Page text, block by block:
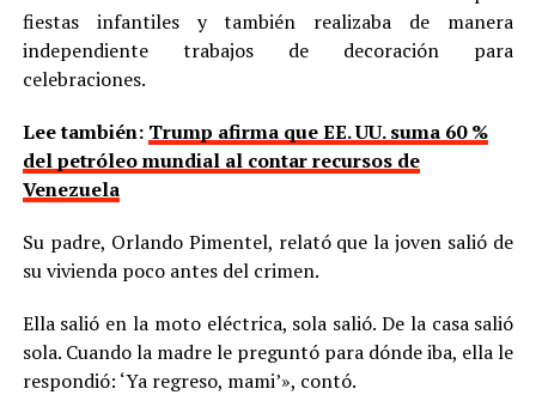
fiestas infantiles y también realizaba de manera
independiente trabajos de decoración para
celebraciones.
Lee también: Trump afirma que EE. UU. suma 60 %
del petróleo mundial al contar recursos de
Venezuela
Su padre, Orlando Pimentel, relató que la joven salió de
su vivienda poco antes del crimen.
Ella salió en la moto eléctrica, sola salió. De la casa salió
sola. Cuando la madre le preguntó para dónde iba, ella le
respondió: ‘Ya regreso, mami’», contó.